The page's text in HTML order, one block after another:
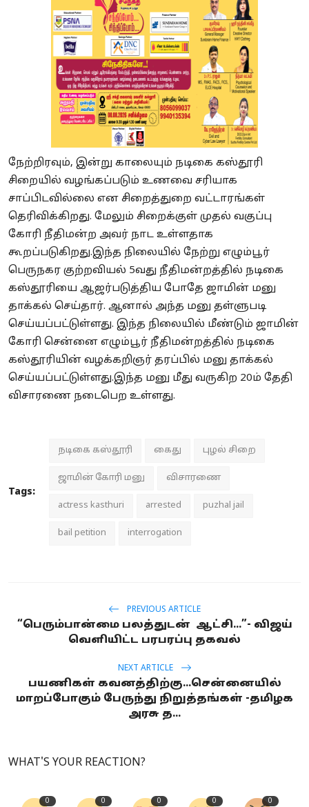
நேற்றிரவும், இன்று காலையும் நடிகை கஸ்தூரி
சிறையில் வழங்கப்படும் உணவை சரியாக
சாப்பிடவில்லை என சிறைத்துறை வட்டாரங்கள்
தெரிவிக்கிறது. மேலும் சிறைக்குள் முதல் வகுப்பு
கோரி நீதிமன்ற அவர் நாட உள்ளதாக
கூறப்படுகிறது.இந்த நிலையில் நேற்று எழும்பூர்
பெருநகர குற்றவியல் 5வது நீதிமன்றத்தில் நடிகை
கஸ்தூரியை ஆஜர்படுத்திய போதே ஜாமின் மனு
தாக்கல் செய்தார். ஆனால் அந்த மனு தள்ளுபடி
செய்யப்பட்டுள்ளது. இந்த நிலையில் மீண்டும் ஜாமின்
கோரி சென்னை எழும்பூர் நீதிமன்றத்தில் நடிகை
கஸ்தூரியின் வழக்கறிஞர் தரப்பில் மனு தாக்கல்
செய்யப்பட்டுள்ளது.இந்த மனு மீது வருகிற 20ம் தேதி
விசாரணை நடைபெற உள்ளது.
Tags:
நடிகை கஸ்தூரி கைது புழல் சிறை
ஜாமின் கோரி மனு விசாரணை
actress kasthuri arrested puzhal jail
bail petition interrogation
PREVIOUS ARTICLE
“பெரும்பான்மை பலத்துடன் ஆட்சி...”- விஜய்
வெளியிட்ட பரபரப்பு தகவல்
NEXT ARTICLE
பயணிகள் கவனத்திற்கு...சென்னையில்
மாறப்போகும் பேருந்து நிறுத்தங்கள் -தமிழக
அரசு த...
WHAT'S YOUR REACTION?
0 0 0 0 0